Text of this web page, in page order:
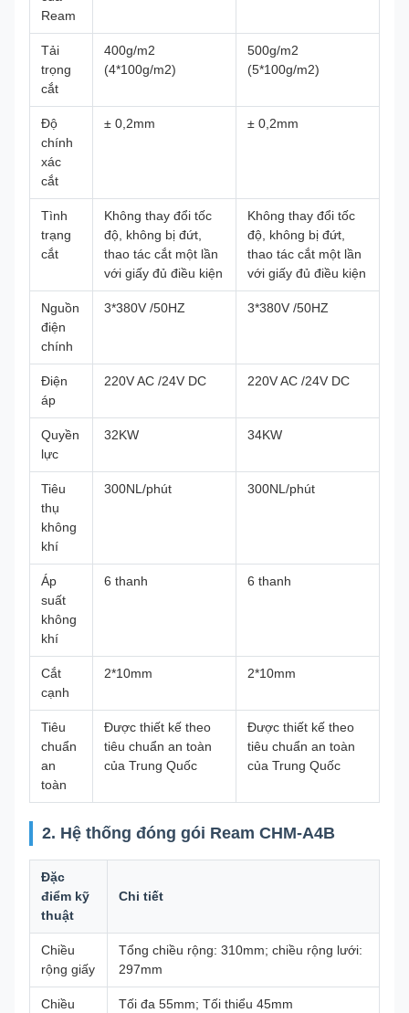
Ream
Tải
trọng
cắt
400g/m2
(4*100g/m2)
500g/m2
(5*100g/m2)
Độ
chính
xác
cắt
± 0,2mm ± 0,2mm
Tình
trạng
cắt
Không thay đổi tốc
độ, không bị đứt,
thao tác cắt một lần
với giấy đủ điều kiện
Không thay đổi tốc
độ, không bị đứt,
thao tác cắt một lần
với giấy đủ điều kiện
Nguồn
điện
chính
3*380V /50HZ 3*380V /50HZ
Điện
áp
220V AC /24V DC 220V AC /24V DC
Quyền
lực
32KW 34KW
Tiêu
thụ
không
khí
300NL/phút 300NL/phút
Áp
suất
không
khí
6 thanh 6 thanh
Cắt
cạnh
2*10mm 2*10mm
Tiêu
chuẩn
an
toàn
Được thiết kế theo
tiêu chuẩn an toàn
của Trung Quốc
Được thiết kế theo
tiêu chuẩn an toàn
của Trung Quốc
2. Hệ thống đóng gói Ream CHM-A4B
Đặc
điểm kỹ
thuật
Chi tiết
Chiều
rộng giấy
Tổng chiều rộng: 310mm; chiều rộng lưới:
297mm
Chiều
Tối đa 55mm; Tối thiểu 45mm